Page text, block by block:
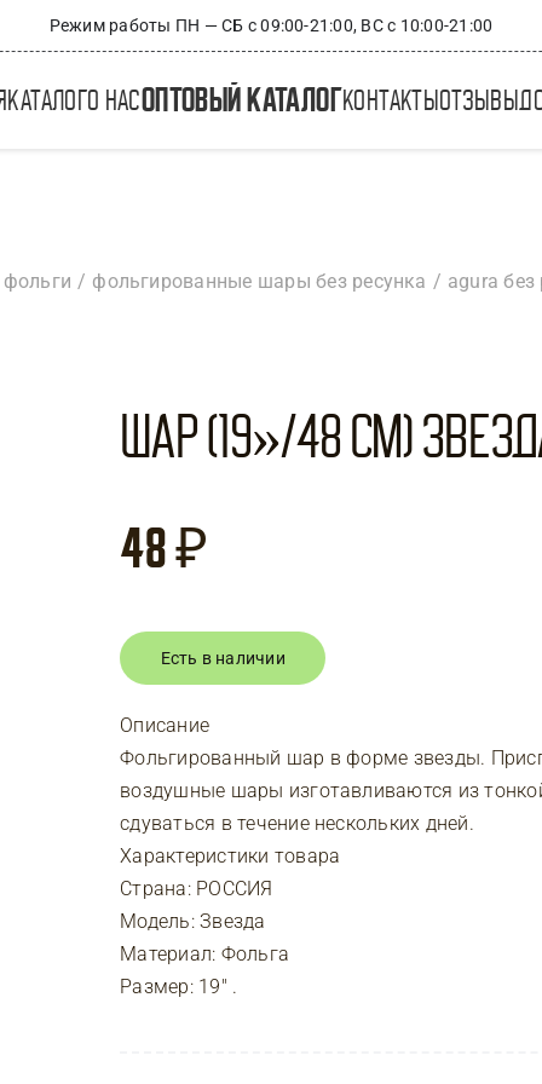
Режим работы ПН — СБ с 09:00-21:00, ВС с 10:00-21:00
каталого насоптовый каталогконтакты отзывы
фольгированные шары без ресунка agura без
Шар (19»/48 см)
48₽
Есть в наличии
Описание
Фольгированный шар в форме звезды.
воздушные шары изготавливаются из
сдуваться в течение нескольких дней.
Характеристики товара
Страна: РОССИЯ
Модель: Звезда
Материал: Фольга
Размер: 19″ .